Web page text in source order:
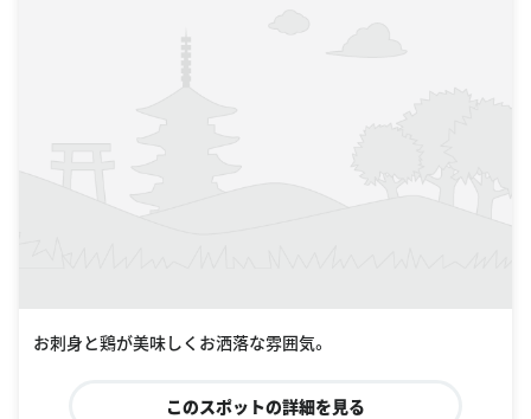
お刺身と鶏が美味しくお洒落な雰囲気。
このスポットの詳細を見る